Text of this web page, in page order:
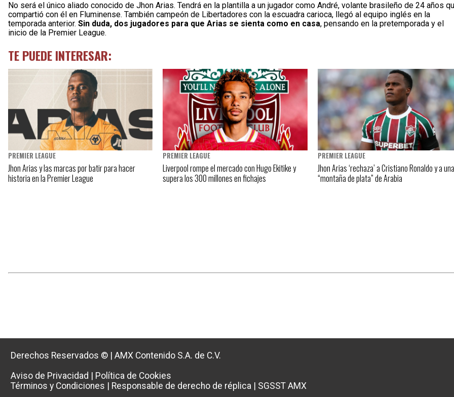
No será el único aliado conocido de Jhon Arias. Tendrá en la plantilla a un jugador como André, volante brasileño de 24 años
compartió con él en Fluminense. También campeón de Libertadores con la escuadra carioca, llegó al equipo inglés en la
temporada anterior. Sin duda, dos jugadores para que Arias se sienta como en casa, pensando en la pretemporada y el
inicio de la Premier League.
TE PUEDE INTERESAR:
PREMIER LEAGUE
Jhon Arias y las marcas por batir para hacer
historia en la Premier League
PREMIER LEAGUE
Liverpool rompe el mercado con Hugo Ekitike y
supera los 300 millones en fichajes
PREMIER LEAGUE
Jhon Arias ‘rechaza’ a Cristiano Ronaldo y a una
“montaña de plata” de Arabia
Derechos Reservados © | AMX Contenido S.A. de C.V.
Aviso de Privacidad | Política de Cookies
Términos y Condiciones | Responsable de derecho de réplica | SGSST AMX